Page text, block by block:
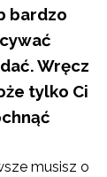
bardzo
Wręcz
tylko Ci
musisz o